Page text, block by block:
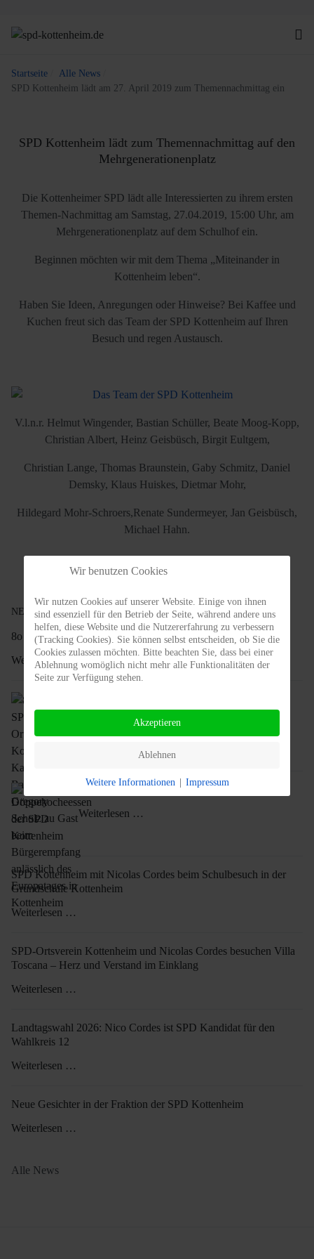
Startseite
Alle News
SPD Kottenheim lädt am 27. April 2019 zum Themennachmittag ein
SPD Kottenheim lädt zum Themennachmittag auf den
Mehrgenerationenplatz
Die Kottenheimer SPD lädt alle Interessierten zu ihrem ersten
Themen-Nachmittag am Samstag, 27.04.2019, 15:00 Uhr, am
Mehrgenerationenplatz auf dem Schulhof ein.
Beginnen möchten wir mit dem Thema „Miteinander in
Kottenheim leben“.
Haben Sie Ideen, Anregungen oder Hinweise? Bei Kaffee und
Kuchen freut sich das Team der SPD Kottenheim auf Ihren
Besuch und regen Austausch.
V.l.n.r. Helmut Wingender, Bastian Schüller, Beate Moog-Kopp,
Christian Albert, Heinz Geisbüsch, Birgit Eultgem,
Christian Lange, Thomas Braunstein, Gaby Schmitz, Daniel
Demsky, Klaus Huiskes, Dietmar Mohr,
Hildegard Mohr-Schroers,Renate Sundermeyer, Jan Geisbüsch,
Michael Hahn.
NEWS
8o Jahre SPD Kottenheim, ein Grund zu feiern
Weiterlesen …
Barley und Gregory Scholz zu Gast beim
Bürgerempfang anlässlich des Europatages in
Weiterlesen …
Döppekocheessen der SPD Kottenheim
Weiterlesen …
SPD Kottenheim mit Nicolas Cordes beim Schulbesuch in der
Grundschule Kottenheim
Weiterlesen …
SPD-Ortsverein Kottenheim und Nicolas Cordes besuchen Villa
Toscana – Herz und Verstand im Einklang
Weiterlesen …
Landtagswahl 2026: Nico Cordes ist SPD Kandidat für den
Wahlkreis 12
Weiterlesen …
Neue Gesichter in der Fraktion der SPD Kottenheim
Weiterlesen …
Alle News
Wir benutzen Cookies
Wir nutzen Cookies auf unserer Website. Einige von ihnen
sind essenziell für den Betrieb der Seite, während andere uns
helfen, diese Website und die Nutzererfahrung zu verbessern
(Tracking Cookies). Sie können selbst entscheiden, ob Sie die
Cookies zulassen möchten. Bitte beachten Sie, dass bei einer
Ablehnung womöglich nicht mehr alle Funktionalitäten der
Seite zur Verfügung stehen.
Akzeptieren
Ablehnen
Weitere Informationen | Impressum